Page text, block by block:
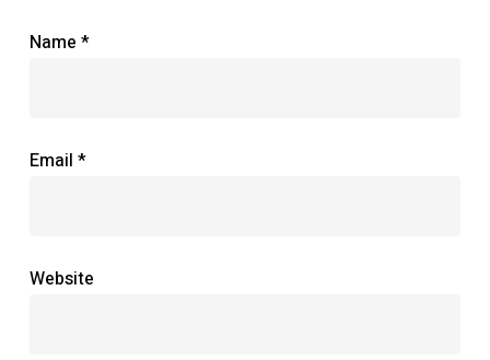
Name *
Email *
Website